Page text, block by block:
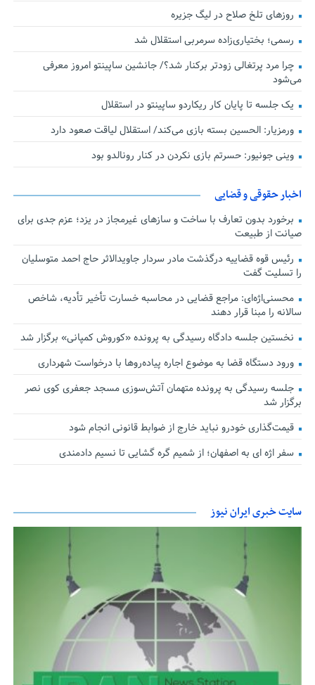
روزهای تلخ صلاح در لیگ جزیره
رسمی؛ بختیاری‌زاده سرمربی استقلال شد
چرا مرد پرتغالی زودتر برکنار شد؟/ جانشین ساپینتو امروز معرفی
می‌شود
یک جلسه تا پایان کار ریکاردو ساپینتو در استقلال
ورمزیار: الحسین بسته بازی می‌کند/ استقلال لیاقت صعود دارد
وینی جونیور: حسرتم بازی نکردن در کنار رونالدو بود
اخبار حقوقی و قضایی
برخورد بدون تعارف با ساخت‌ و سازهای غیرمجاز در یزد؛ عزم جدی برای
صیانت از طبیعت
رئیس قوه قضاییه درگذشت مادر سردار جاویدالاثر حاج احمد متوسلیان
را تسلیت گفت
محسنی‌اژه‌ای: مراجع قضایی در محاسبه خسارت تأخیر تأدیه، شاخص
سالانه را مبنا قرار دهند
نخستین جلسه دادگاه رسیدگی به پرونده «کوروش کمپانی» برگزار شد
ورود دستگاه قضا به موضوع اجاره پیاده‌روها با درخواست شهرداری
جلسه رسیدگی به پرونده متهمان آتش‌سوزی مسجد جعفری کوی نصر
برگزار شد
قیمت‌گذاری خودرو نباید خارج از ضوابط قانونی انجام شود
سفر اژه ای به اصفهان؛ از شمیم گره گشایی تا نسیم دادمندی
سایت خبری ایران نیوز